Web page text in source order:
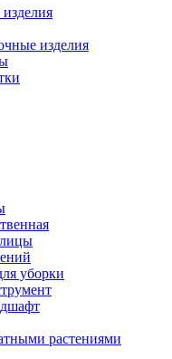
изделия
уборки
растениями